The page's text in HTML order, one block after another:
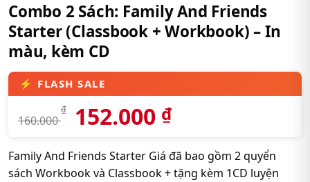
Combo 2 Sách: Family And Friends
Starter (Classbook + Workbook) – In
màu, kèm CD
160.000
₫ 152.000 ₫
Family And Friends Starter Giá đã bao gồm 2 quyển
sách Workbook và Classbook + tặng kèm 1CD luyện